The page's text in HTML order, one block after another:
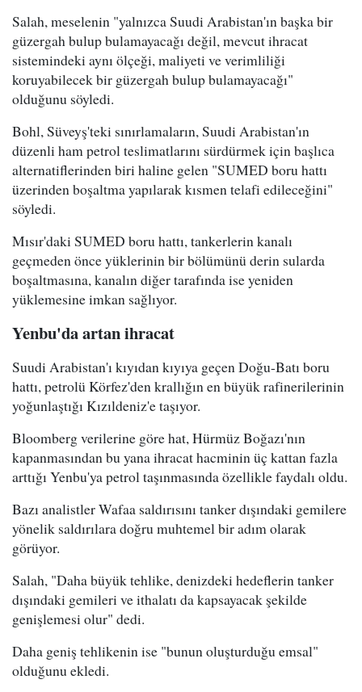
Salah, meselenin "yalnızca Suudi Arabistan'ın başka bir
güzergah bulup bulamayacağı değil, mevcut ihracat
sistemindeki aynı ölçeği, maliyeti ve verimliliği
koruyabilecek bir güzergah bulup bulamayacağı"
olduğunu söyledi.
Bohl, Süveyş'teki sınırlamaların, Suudi Arabistan'ın
düzenli ham petrol teslimatlarını sürdürmek için başlıca
alternatiflerinden biri haline gelen "SUMED boru hattı
üzerinden boşaltma yapılarak kısmen telafi edileceğini"
söyledi.
Mısır'daki SUMED boru hattı, tankerlerin kanalı
geçmeden önce yüklerinin bir bölümünü derin sularda
boşaltmasına, kanalın diğer tarafında ise yeniden
yüklemesine imkan sağlıyor.
Yenbu'da artan ihracat
Suudi Arabistan'ı kıyıdan kıyıya geçen Doğu-Batı boru
hattı, petrolü Körfez'den krallığın en büyük rafinerilerinin
yoğunlaştığı Kızıldeniz'e taşıyor.
Bloomberg verilerine göre hat, Hürmüz Boğazı'nın
kapanmasından bu yana ihracat hacminin üç kattan fazla
arttığı Yenbu'ya petrol taşınmasında özellikle faydalı oldu.
Bazı analistler Wafaa saldırısını tanker dışındaki gemilere
yönelik saldırılara doğru muhtemel bir adım olarak
görüyor.
Salah, "Daha büyük tehlike, denizdeki hedeflerin tanker
dışındaki gemileri ve ithalatı da kapsayacak şekilde
genişlemesi olur" dedi.
Daha geniş tehlikenin ise "bunun oluşturduğu emsal"
olduğunu ekledi.